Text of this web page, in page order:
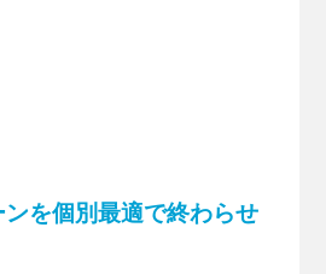
を個別最適で終わらせ